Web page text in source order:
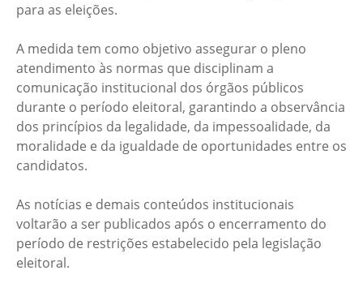
para as eleições.
A medida tem como objetivo assegurar o pleno
atendimento às normas que disciplinam a
comunicação institucional dos órgãos públicos
durante o período eleitoral, garantindo a observância
dos princípios da legalidade, da impessoalidade, da
moralidade e da igualdade de oportunidades entre os
candidatos.
As notícias e demais conteúdos institucionais
voltarão a ser publicados após o encerramento do
período de restrições estabelecido pela legislação
eleitoral.